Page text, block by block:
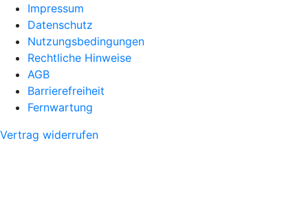
Impressum
Datenschutz
Nutzungsbedingungen
Rechtliche Hinweise
AGB
Barrierefreiheit
Fernwartung
Vertrag widerrufen